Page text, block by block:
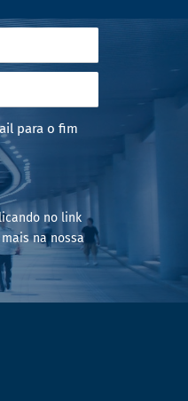
para o fim
no link
na nossa